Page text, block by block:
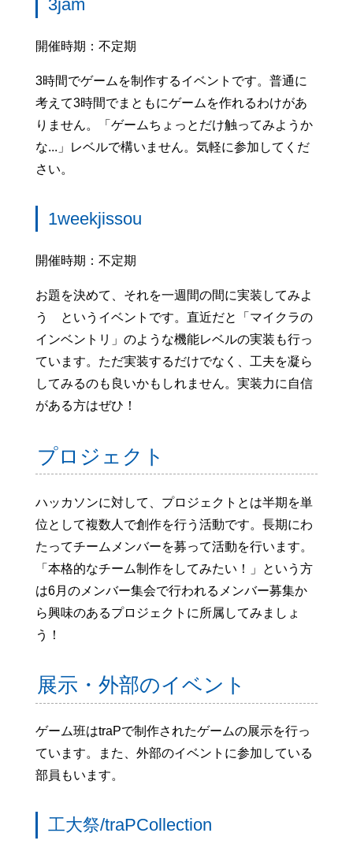
3jam
開催時期：不定期
3時間でゲームを制作するイベントです。普通に
考えて3時間でまともにゲームを作れるわけがあ
りません。「ゲームちょっとだけ触ってみようか
な...」レベルで構いません。気軽に参加してくだ
さい。
1weekjissou
開催時期：不定期
お題を決めて、それを一週間の間に実装してみよ
う というイベントです。直近だと「マイクラの
インベントリ」のような機能レベルの実装も行っ
ています。ただ実装するだけでなく、工夫を凝ら
してみるのも良いかもしれません。実装力に自信
がある方はぜひ！
プロジェクト
ハッカソンに対して、プロジェクトとは半期を単
位として複数人で創作を行う活動です。長期にわ
たってチームメンバーを募って活動を行います。
「本格的なチーム制作をしてみたい！」という方
は6月のメンバー集会で行われるメンバー募集か
ら興味のあるプロジェクトに所属してみましょ
う！
展示・外部のイベント
ゲーム班はtraPで制作されたゲームの展示を行っ
ています。また、外部のイベントに参加している
部員もいます。
工大祭/traPCollection